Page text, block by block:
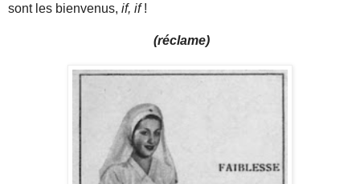
sont les bienvenus, if, if!
(réclame)